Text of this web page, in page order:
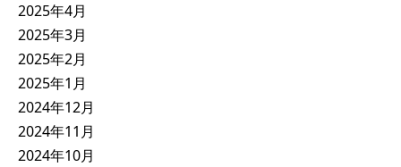
2025年4月
2025年3月
2025年2月
2025年1月
2024年12月
2024年11月
2024年10月